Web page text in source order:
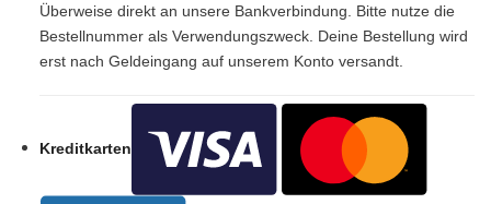
Überweise direkt an unsere Bankverbindung. Bitte nutze die
Bestellnummer als Verwendungszweck. Deine Bestellung wird
erst nach Geldeingang auf unserem Konto versandt.
Kreditkarten